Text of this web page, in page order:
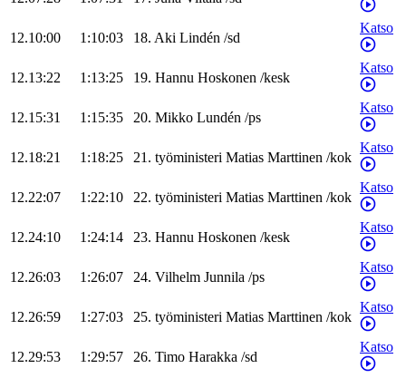
12.10:00 1:10:03 18. Aki Lindén /sd
Katso
12.13:22 1:13:25 19. Hannu Hoskonen /kesk
Katso
12.15:31 1:15:35 20. Mikko Lundén /ps
Katso
12.18:21 1:18:25 21. työministeri Matias Marttinen /kok
Katso
12.22:07 1:22:10 22. työministeri Matias Marttinen /kok
Katso
12.24:10 1:24:14 23. Hannu Hoskonen /kesk
Katso
12.26:03 1:26:07 24. Vilhelm Junnila /ps
Katso
12.26:59 1:27:03 25. työministeri Matias Marttinen /kok
Katso
12.29:53 1:29:57 26. Timo Harakka /sd
Katso